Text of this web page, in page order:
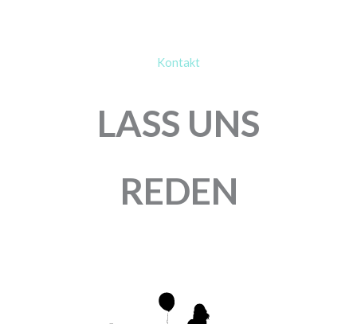
Kontakt
LASS UNS
REDEN